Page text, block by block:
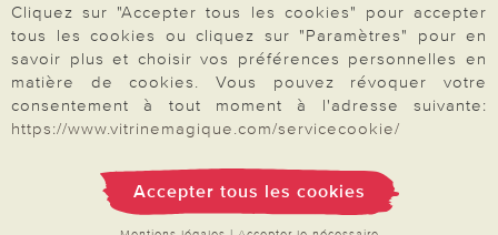
Mon compte
Inscription Newsletter
Demande de catalogue
Données personnelles
Rétractation
Cliquez sur "Accepter tous les cookies" pour accepter
tous les cookies ou cliquez sur "Paramètres" pour en
savoir plus et choisir vos préférences personnelles en
matière de cookies. Vous pouvez révoquer votre
consentement à tout moment à l'adresse suivante:
https://www.vitrinemagique.com/servicecookie/
Accepter tous les cookies